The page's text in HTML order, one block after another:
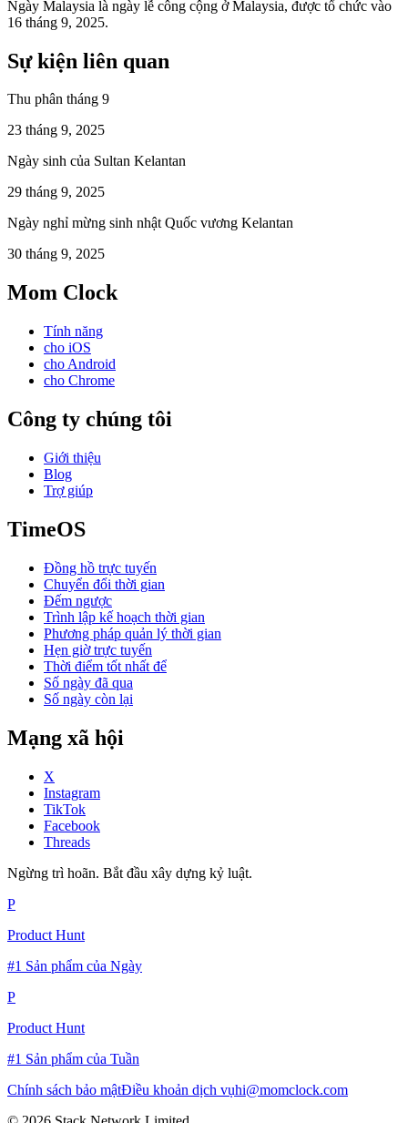
Ngày Malaysia là ngày lễ công cộng ở Malaysia, được tổ chức vào
16 tháng 9, 2025.
Sự kiện liên quan
Thu phân tháng 9
23 tháng 9, 2025
Ngày sinh của Sultan Kelantan
29 tháng 9, 2025
Ngày nghỉ mừng sinh nhật Quốc vương Kelantan
30 tháng 9, 2025
Mom Clock
Tính năng
cho iOS
cho Android
cho Chrome
Công ty chúng tôi
Giới thiệu
Blog
Trợ giúp
TimeOS
Đồng hồ trực tuyến
Chuyển đổi thời gian
Đếm ngược
Trình lập kế hoạch thời gian
Phương pháp quản lý thời gian
Hẹn giờ trực tuyến
Thời điểm tốt nhất để
Số ngày đã qua
Số ngày còn lại
Mạng xã hội
X
Instagram
TikTok
Facebook
Threads
Ngừng trì hoãn. Bắt đầu xây dựng kỷ luật.
P
Product Hunt
#1 Sản phẩm của Ngày
P
Product Hunt
#1 Sản phẩm của Tuần
Chính sách bảo mậtĐiều khoản dịch vụhi@momclock.com